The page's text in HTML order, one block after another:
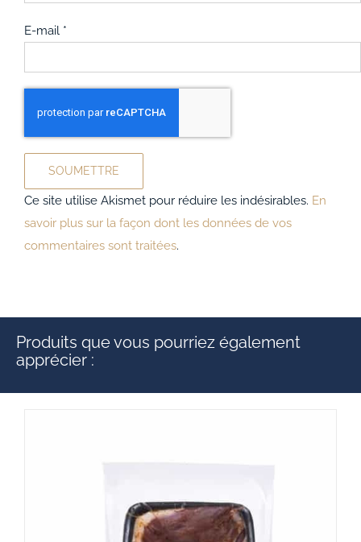
E-mail *
Ce site utilise Akismet pour réduire les indésirables. En
savoir plus sur la façon dont les données de vos
commentaires sont traitées.
Produits que vous pourriez également
apprécier :